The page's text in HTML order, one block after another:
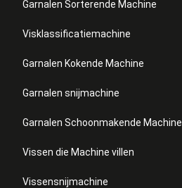
Garnalen Sorterende Machine
Visklassificatiemachine
Garnalen Kokende Machine
Garnalen snijmachine
Garnalen Schoonmakende Machine
Vissen die Machine villen
Vissensnijmachine